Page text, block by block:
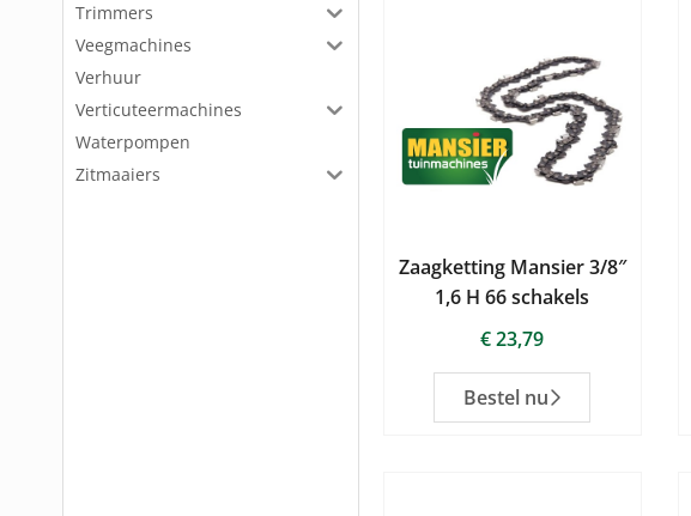
Trimmers
Veegmachines
Verhuur
Verticuteermachines
Waterpompen
Zitmaaiers
Zaagketting Mansier 3/8″
1,6 H 66 schakels
€23,79
Bestel nu